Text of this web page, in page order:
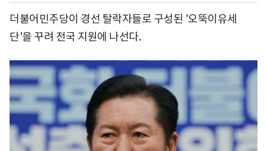
더불어민주당이 경선 탈락자들로 구성된 '오뚝이유세
단'을 꾸려 전국 지원에 나선다.